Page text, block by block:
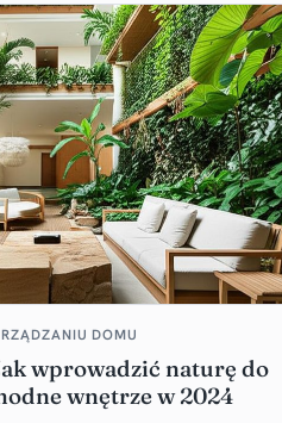
DOMU
wprowadzić naturę do
wnętrze w 2024